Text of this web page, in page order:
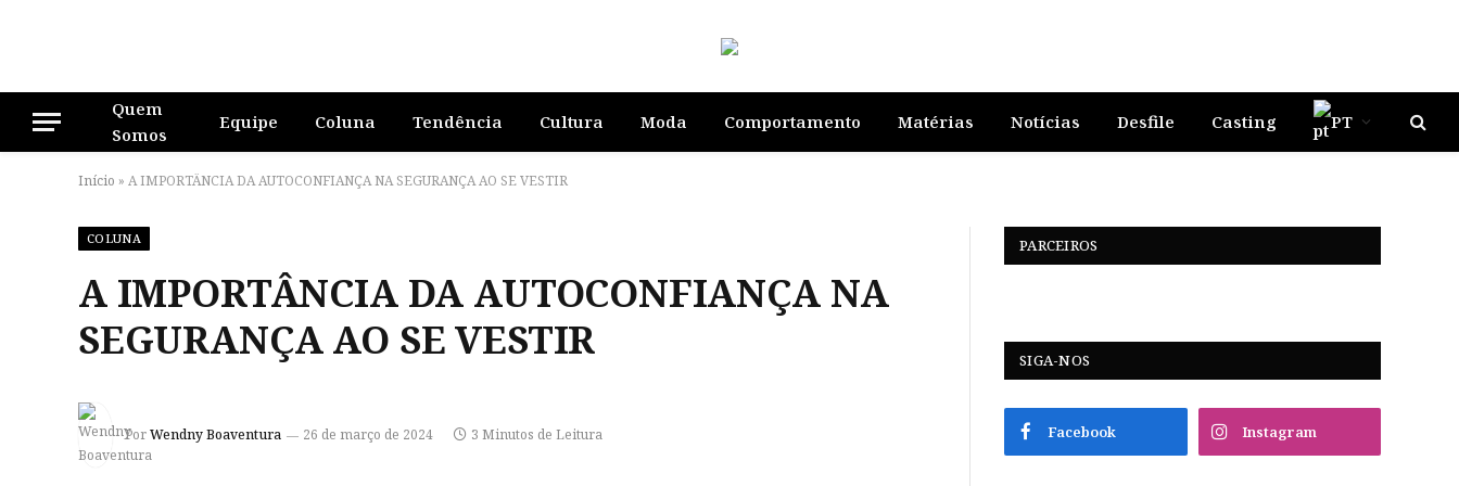
Quem
Somos
Equipe Coluna Tendência Cultura Moda Comportamento Matérias Notícias Desfile Casting PT
Início » A IMPORTÂNCIA DA AUTOCONFIANÇA NA SEGURANÇA AO SE VESTIR
COLUNA
A IMPORTÂNCIA DA AUTOCONFIANÇA NA
SEGURANÇA AO SE VESTIR
PorWendny Boaventura 26 de março de 2024 3 Minutos de Leitura
PARCEIROS
SIGA-NOS
Facebook Instagram